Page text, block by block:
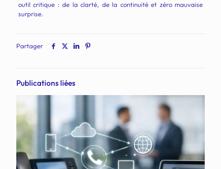
outil critique : de la clarté, de la continuité et zéro mauvaise
surprise.
Partager
Publications liées